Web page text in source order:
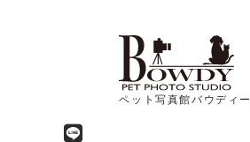
ペット写真館バウディー